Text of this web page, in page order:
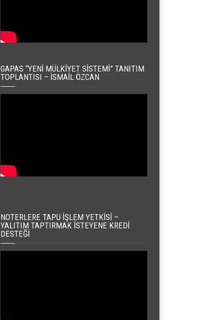
GAPAS “YENI MÜLKIYET SISTEMI” TANITIM
TOPLANTISI – İSMAIL ÖZCAN
NOTERLERE TAPU İŞLEM YETKISI –
YALITIM TAPTIRMAK İSTEYENE KREDI
DESTEĞI